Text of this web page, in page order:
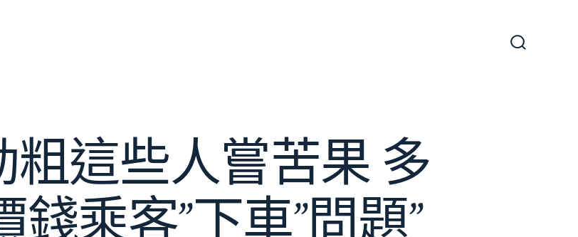
這些人嘗苦果 多
乘客”下車”問題”